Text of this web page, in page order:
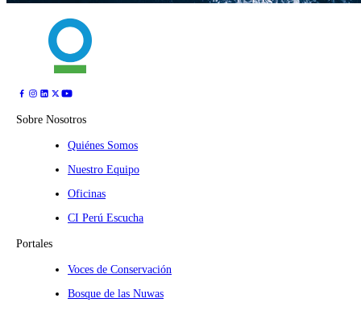
Sobre Nosotros
Quiénes Somos
Nuestro Equipo
Oficinas
CI Perú Escucha
Portales
Voces de Conservación
Bosque de las Nuwas